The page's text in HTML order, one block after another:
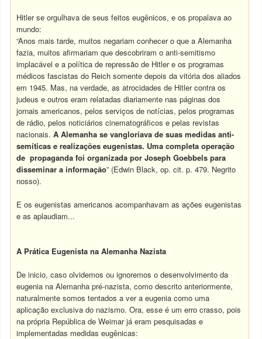
Hitler se orgulhava de seus feitos eugênicos, e os propalava ao
mundo:
“Anos mais tarde, muitos negariam conhecer o que a Alemanha
fazia, muitos afirmariam que descobriram o anti-semitismo
implacável e a política de repressão de Hitler e os programas
médicos fascistas do Reich somente depois da vitória dos aliados
em 1945. Mas, na verdade, as atrocidades de Hitler contra os
judeus e outros eram relatadas diariamente nas páginas dos
jornais americanos, pelos serviços de notícias, pelos programas
de rádio, pelos noticiários cinematográficos e pelas revistas
nacionais.A Alemanha se vangloriava de suas medidas anti-
semíticas e realizações eugenistas. Uma completa operação
de propaganda foi organizada por Joseph Goebbels para
disseminar a informação” (Edwin Black, op. cit. p. 479. Negrito
nosso).
E os eugenistas americanos acompanhavam as ações eugenistas
e as aplaudiam...
A Prática Eugenista na Alemanha Nazista
De inicio, caso olvidemos ou ignoremos o desenvolvimento da
eugenia na Alemanha pré-nazista, como descrito anteriormente,
naturalmente somos tentados a ver a eugenia como uma
aplicação exclusiva do nazismo. Ora, esse é um erro crasso, pois
na própria República de Weimar já eram pesquisadas e
implementadas medidas eugênicas: